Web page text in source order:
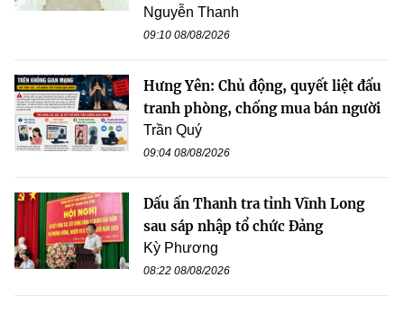
Nguyễn Thanh
09:10 08/08/2026
Hưng Yên: Chủ động, quyết liệt đấu
tranh phòng, chống mua bán người
Trần Quý
09:04 08/08/2026
Dấu ấn Thanh tra tỉnh Vĩnh Long
sau sáp nhập tổ chức Đảng
Kỳ Phương
08:22 08/08/2026